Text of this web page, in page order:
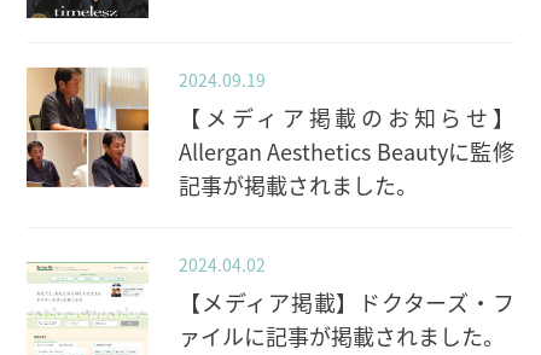
2024.09.19
【メディア掲載のお知らせ】
Allergan Aesthetics Beautyに監修
記事が掲載されました。
2024.04.02
【メディア掲載】ドクターズ・フ
ァイルに記事が掲載されました。